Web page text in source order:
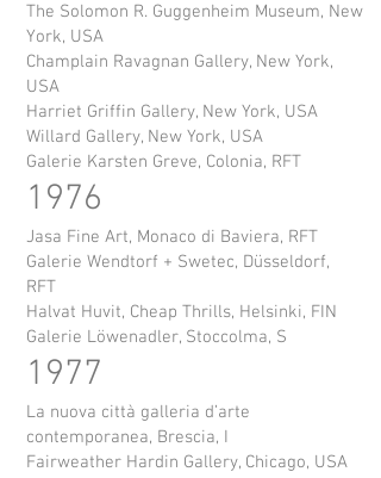
The Solomon R. Guggenheim Museum, New
York, USA
Champlain Ravagnan Gallery, New York,
USA
Harriet Griffin Gallery, New York, USA
Willard Gallery, New York, USA
Galerie Karsten Greve, Colonia, RFT
1976
Jasa Fine Art, Monaco di Baviera, RFT
Galerie Wendtorf + Swetec, Düsseldorf,
RFT
Halvat Huvit, Cheap Thrills, Helsinki, FIN
Galerie Löwenadler, Stoccolma, S
1977
La nuova città galleria d’arte
contemporanea, Brescia, I
Fairweather Hardin Gallery, Chicago, USA